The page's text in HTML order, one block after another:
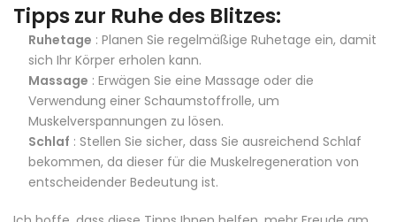
Tipps zur Ruhe des Blitzes:
Ruhetage : Planen Sie regelmäßige Ruhetage ein, damit
sich Ihr Körper erholen kann.
Massage : Erwägen Sie eine Massage oder die
Verwendung einer Schaumstoffrolle, um
Muskelverspannungen zu lösen.
Schlaf : Stellen Sie sicher, dass Sie ausreichend Schlaf
bekommen, da dieser für die Muskelregeneration von
entscheidender Bedeutung ist.